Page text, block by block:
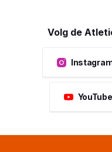
Volg de
YouTube